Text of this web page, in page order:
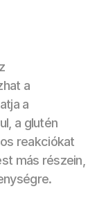
a
a
a glutén
reakciókat
más részein,